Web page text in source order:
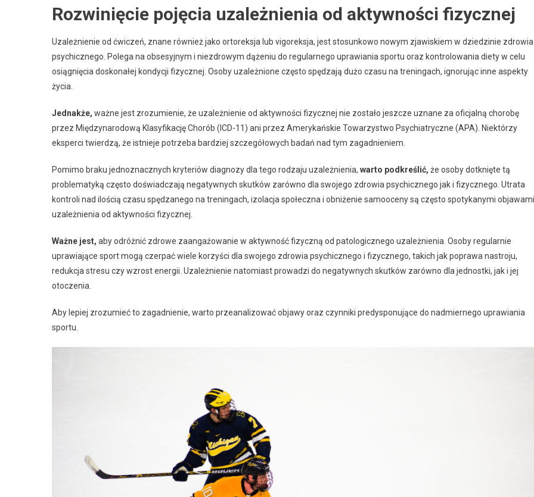
Rozwinięcie pojęcia uzależnienia od aktywności fizycznej
Uzależnienie od ćwiczeń, znane również jako ortoreksja lub vigoreksja, jest stosunkowo nowym zjawiskiem w dziedzinie zdrowia
psychicznego. Polega na obsesyjnym i niezdrowym dążeniu do regularnego uprawiania sportu oraz kontrolowania diety w celu
osiągnięcia doskonałej kondycji fizycznej. Osoby uzależnione często spędzają dużo czasu na treningach, ignorując inne aspekty
życia.
Jednakże, ważne jest zrozumienie, że uzależnienie od aktywności fizycznej nie zostało jeszcze uznane za oficjalną chorobę
przez Międzynarodową Klasyfikację Chorób (ICD-11) ani przez Amerykańskie Towarzystwo Psychiatryczne (APA). Niektórzy
eksperci twierdzą, że istnieje potrzeba bardziej szczegółowych badań nad tym zagadnieniem.
Pomimo braku jednoznacznych kryteriów diagnozy dla tego rodzaju uzależnienia, warto podkreślić, że osoby dotknięte tą
problematyką często doświadczają negatywnych skutków zarówno dla swojego zdrowia psychicznego jak i fizycznego. Utrata
kontroli nad ilością czasu spędzanego na treningach, izolacja społeczna i obniżenie samooceny są często spotykanymi objawami
uzależnienia od aktywności fizycznej.
Ważne jest, aby odróżnić zdrowe zaangażowanie w aktywność fizyczną od patologicznego uzależnienia. Osoby regularnie
uprawiające sport mogą czerpać wiele korzyści dla swojego zdrowia psychicznego i fizycznego, takich jak poprawa nastroju,
redukcja stresu czy wzrost energii. Uzależnienie natomiast prowadzi do negatywnych skutków zarówno dla jednostki, jak i jej
otoczenia.
Aby lepiej zrozumieć to zagadnienie, warto przeanalizować objawy oraz czynniki predysponujące do nadmiernego uprawiania
sportu.